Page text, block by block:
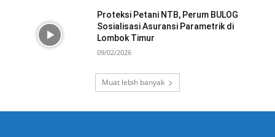
Proteksi Petani NTB, Perum BULOG
Sosialisasi Asuransi Parametrik di
Lombok Timur
09/02/2026
Muat lebih banyak